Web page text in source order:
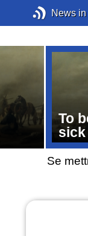
News
To
sick
Se